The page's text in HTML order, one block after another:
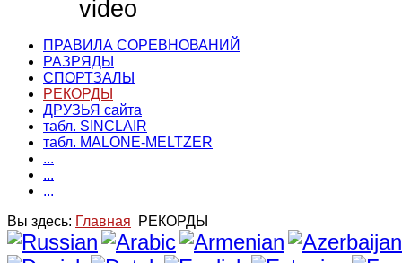
ПРАВИЛА СОРЕВНОВАНИЙ
РАЗРЯДЫ
СПОРТЗАЛЫ
РЕКОРДЫ
ДРУЗЬЯ сайта
табл. SINCLAIR
табл. MALONE-MELTZER
...
...
...
Вы здесь: Главная РЕКОРДЫ